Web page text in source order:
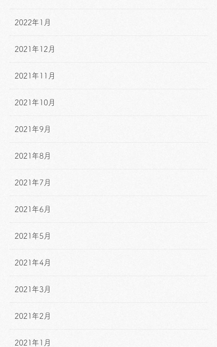
2022年1月
2021年12月
2021年11月
2021年10月
2021年9月
2021年8月
2021年7月
2021年6月
2021年5月
2021年4月
2021年3月
2021年2月
2021年1月